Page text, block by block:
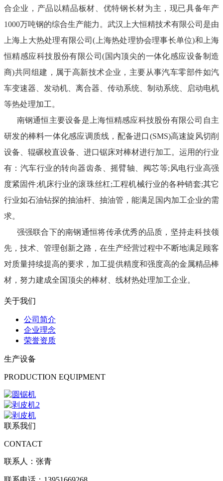
合企业，产品以精品板材、优特钢长材为主，现已具备年产
1000万吨钢的综合生产能力。武汉上大恒精技术有限公司是由
上海上大热处理有限公司(上海热处理协会理事长单位)和上海
恒精感应科技股份有限公司(国内顶尖的一体化感应设备制造
商)共同组建，属于高新技术企业，主要从事汽车零部件如汽
车变速器、发动机、离合器、传动系统、制动系统、启动电机
等热处理加工。
南钢通恒主要设备是上海恒精感应科技股份有限公司自主
研发的棒料一体化感应调质线，配备进口(SMS)高速旋风切削
设备、辊碾校直设备、进口锯床对棒材进行加工。运用的行业
有：汽车行业的转向器齿条、摇臂轴、阀芯等;风电行业高强
度紧固件;机床行业的滚珠丝杠;工程机械行业的各种销套;其它
行业如石油钻探的抽油杆、抽油管，能满足国内加工企业的需
求。
强强联合下的南钢通恒将传承优秀的品质，坚持走科技领
先，技术、管理创新之路，在生产经营过程中不断地满足顾客
对质量持续提高的要求，加工提供精度和强度高的金属精品棒
材，努力建成全国顶尖的棒材、线材热处理加工企业。
关于我们
公司简介
企业理念
荣誉资质
生产设备
PRODUCTION EQUIPMENT
联系我们
CONTACT
联系人：张青